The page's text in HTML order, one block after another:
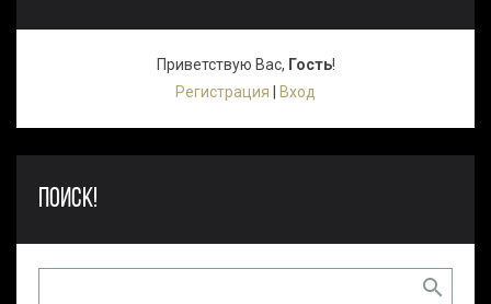
Приветствую Вас, Гость!
Регистрация
Вход
ПОИСК!